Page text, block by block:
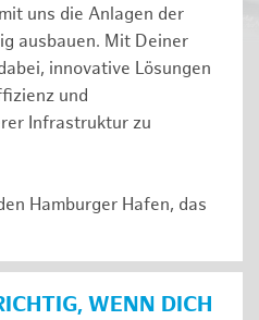
uns die Anlagen der
ausbauen. Mit Deiner
innovative Lösungen
und
Infrastruktur zu
Hamburger Hafen, das
WENN DICH